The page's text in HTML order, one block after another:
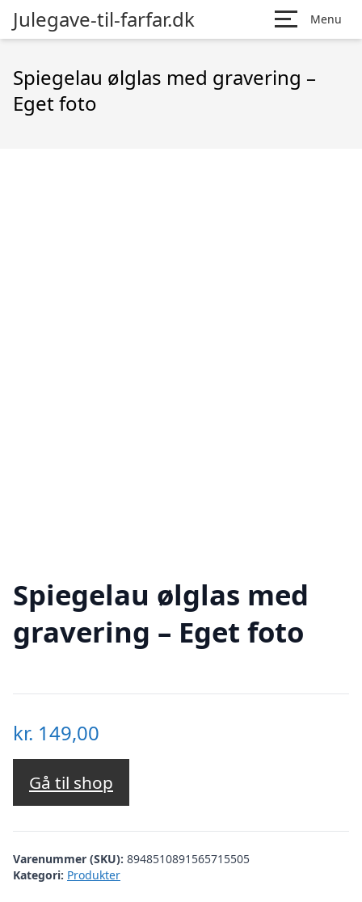
Julegave-til-farfar.dk Menu
Spiegelau ølglas med gravering –
Eget foto
Spiegelau ølglas med
gravering – Eget foto
kr. 149,00
Gå til shop
Varenummer (SKU): 8948510891565715505
Kategori: Produkter